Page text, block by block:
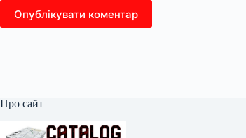
Опублікувати коментар
Про сайт